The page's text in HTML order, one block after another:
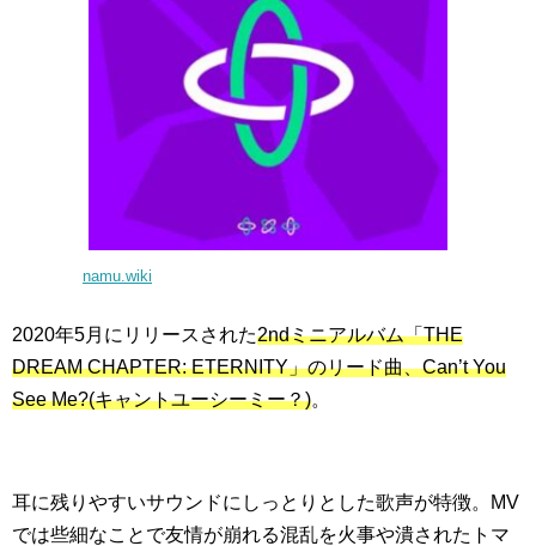
namu.wiki
2020年5月にリリースされた2ndミニアルバム「THE
DREAM CHAPTER: ETERNITY」のリード曲、Can’t You
See Me?(キャントユーシーミー？)。
耳に残りやすいサウンドにしっとりとした歌声が特徴。MV
では些細なことで友情が崩れる混乱を火事や潰されたトマ